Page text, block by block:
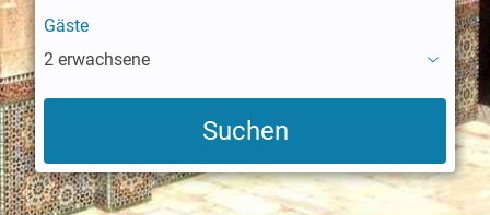
Gäste
2 erwachsene